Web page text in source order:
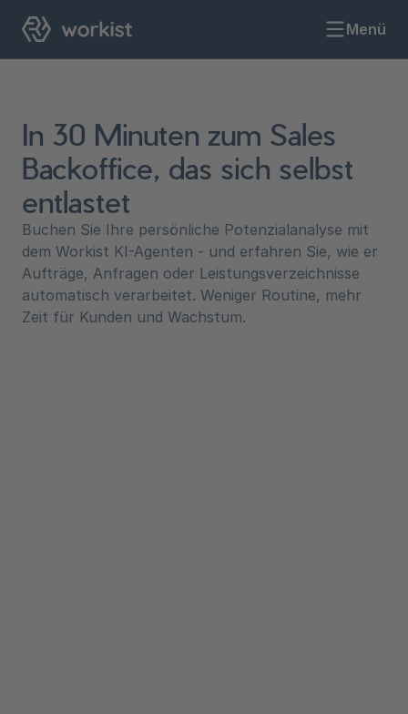
Menü
In 30 Minuten zum Sales
Backoffice, das sich selbst
entlastet
Buchen Sie Ihre persönliche Potenzialanalyse mit
dem Workist KI-Agenten - und erfahren Sie, wie er
Aufträge, Anfragen oder Leistungsverzeichnisse
automatisch verarbeitet. Weniger Routine, mehr
Zeit für Kunden und Wachstum.